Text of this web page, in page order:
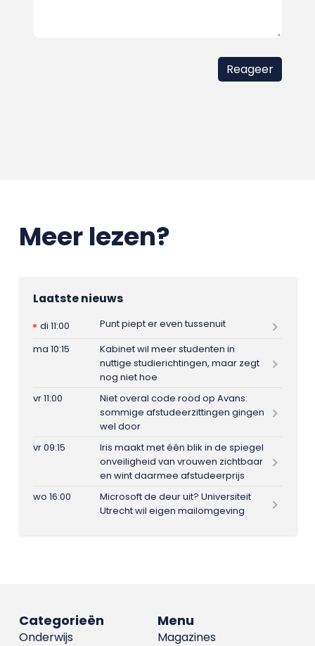
Meer lezen?
Laatste nieuws
di 11:00
Punt piept er even tussenuit
ma 10:15
Kabinet wil meer studenten in
nuttige studierichtingen, maar zegt
nog niet hoe
vr 11:00
Niet overal code rood op Avans:
sommige afstudeerzittingen gingen
wel door
vr 09:15
Iris maakt met één blik in de spiegel
onveiligheid van vrouwen zichtbaar
en wint daarmee afstudeerprijs
wo 16:00
Microsoft de deur uit? Universiteit
Utrecht wil eigen mailomgeving
Menu
Magazines
Categorieën
Onderwijs